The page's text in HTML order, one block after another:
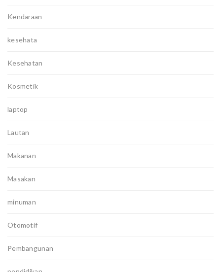
Kendaraan
kesehata
Kesehatan
Kosmetik
laptop
Lautan
Makanan
Masakan
minuman
Otomotif
Pembangunan